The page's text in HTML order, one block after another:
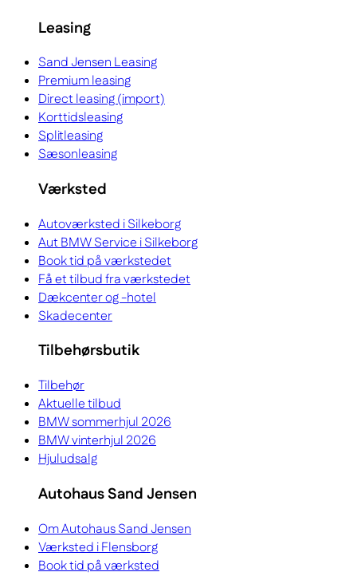
Leasing
Sand Jensen Leasing
Premium leasing
Direct leasing (import)
Korttidsleasing
Splitleasing
Sæsonleasing
Værksted
Autoværksted i Silkeborg
Aut BMW Service i Silkeborg
Book tid på værkstedet
Få et tilbud fra værkstedet
Dækcenter og -hotel
Skadecenter
Tilbehørsbutik
Tilbehør
Aktuelle tilbud
BMW sommerhjul 2026
BMW vinterhjul 2026
Hjuludsalg
Autohaus Sand Jensen
Om Autohaus Sand Jensen
Værksted i Flensborg
Book tid på værksted